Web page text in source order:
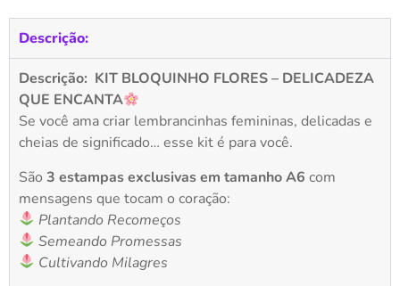
Descrição:
Descrição: KIT BLOQUINHO FLORES – DELICADEZA
QUE ENCANTA
Se você ama criar lembrancinhas femininas, delicadas e
cheias de significado… esse kit é para você.
São 3 estampas exclusivas em tamanho A6 com
mensagens que tocam o coração:
Plantando Recomeços
Semeando Promessas
Cultivando Milagres